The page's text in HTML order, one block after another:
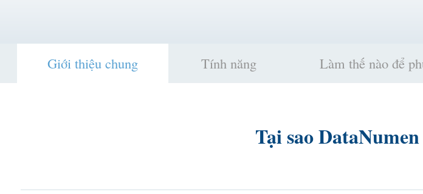
Giới thiệu chung Tính năng Làm thế nào để
Tại sao